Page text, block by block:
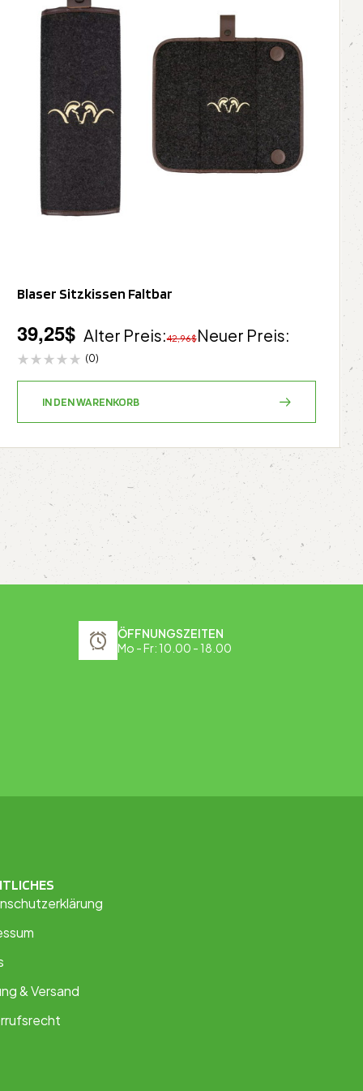
Blaser Sitzkissen Faltbar
Alter Preis:42,96$Neuer Preis:
39,25$
(0)
IN DEN WARENKORB
ÖFFNUNGSZEITEN
Mo - Fr: 10.00 - 18.00
& Versand